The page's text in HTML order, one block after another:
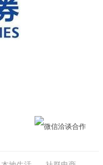
微信洽谈合作